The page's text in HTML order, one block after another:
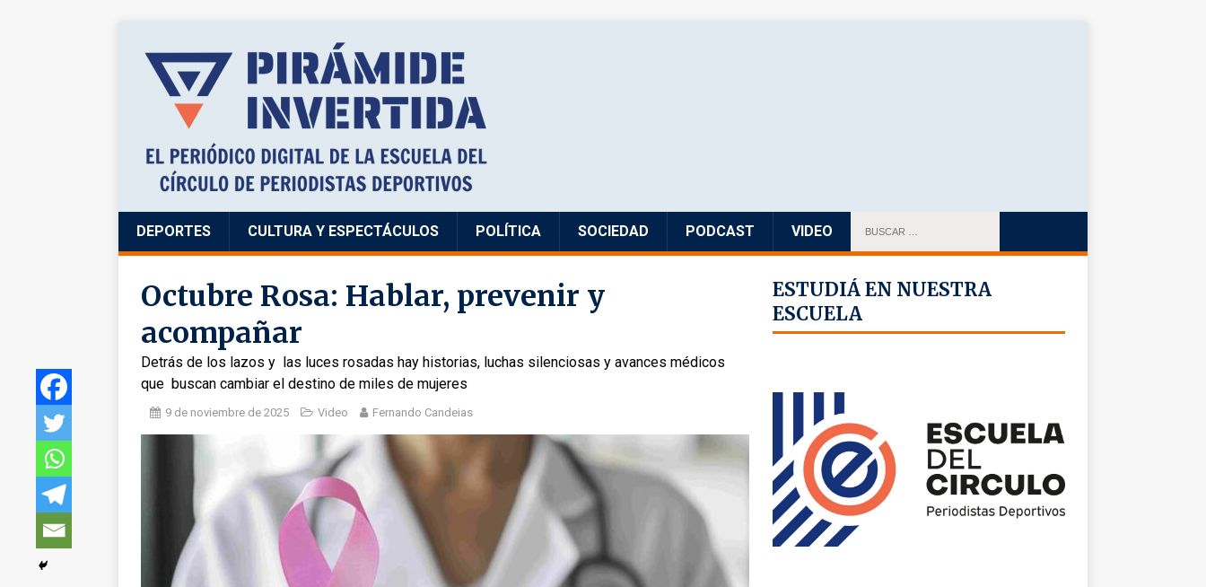
DEPORTES CULTURA Y ESPECTÁCULOS POLÍTICA SOCIEDAD PODCAST VIDEO
Octubre Rosa: Hablar, prevenir y
acompañar
Detrás de los lazos y las luces rosadas hay historias, luchas silenciosas y avances médicos
que buscan cambiar el destino de miles de mujeres
9 de noviembre de 2025 Video Fernando Candeias
ESTUDIÁ EN NUESTRA
ESCUELA